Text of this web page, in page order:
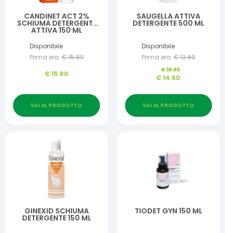
CANDINET ACT 2%
SCHIUMA DETERGENTE
ATTIVA 150 ML
Disponibile
Prima era: €15.80
€15.80
VAI AL PRODOTTO
SAUGELLA ATTIVA
DETERGENTE 500 ML
Disponibile
Prima era: €13.60
€18.95
€14.50
VAI AL PRODOTTO
GINEXID SCHIUMA
DETERGENTE 150 ML
TIODET GYN 150 ML